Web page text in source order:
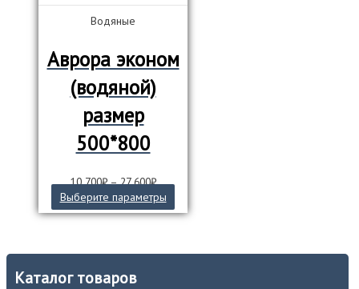
Каталог товаров
Водяные
Аврора эконом
(водяной)
размер
500*800
10 700₽–27 600₽
Выберите параметры
товар
вариаций.